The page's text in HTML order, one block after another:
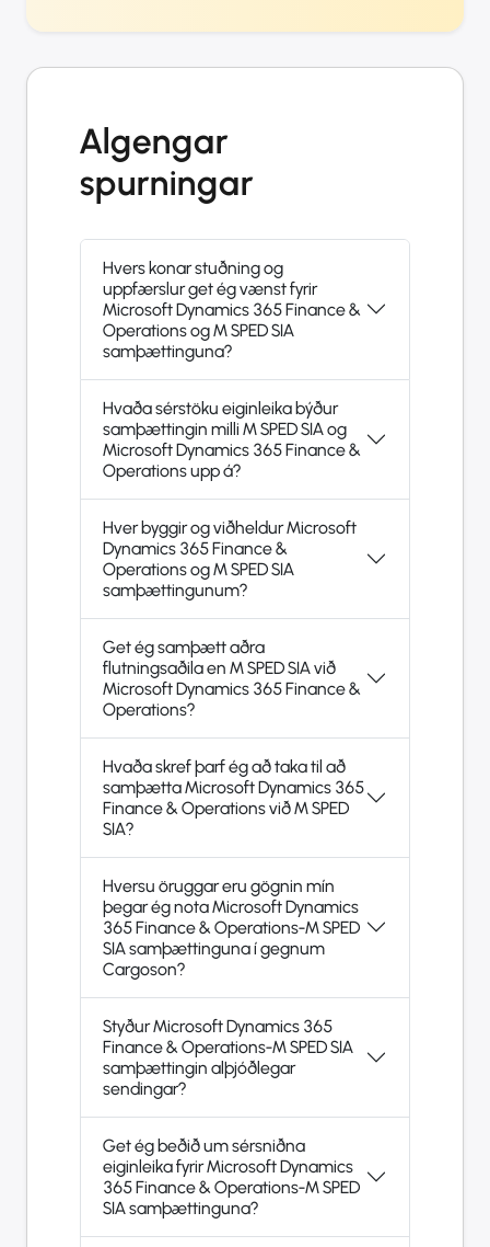
Algengar
spurningar
Hvers konar stuðning og
uppfærslur get ég vænst fyrir
Microsoft Dynamics 365 Finance &
Operations og M SPED SIA
samþættinguna?
Hvaða sérstöku eiginleika býður
samþættingin milli M SPED SIA og
Microsoft Dynamics 365 Finance &
Operations upp á?
Hver byggir og viðheldur Microsoft
Dynamics 365 Finance &
Operations og M SPED SIA
samþættingunum?
Get ég samþætt aðra
flutningsaðila en M SPED SIA við
Microsoft Dynamics 365 Finance &
Operations?
Hvaða skref þarf ég að taka til að
samþætta Microsoft Dynamics 365
Finance & Operations við M SPED
SIA?
Hversu öruggar eru gögnin mín
þegar ég nota Microsoft Dynamics
365 Finance & Operations-M SPED
SIA samþættinguna í gegnum
Cargoson?
Styður Microsoft Dynamics 365
Finance & Operations-M SPED SIA
samþættingin alþjóðlegar
sendingar?
Get ég beðið um sérsniðna
eiginleika fyrir Microsoft Dynamics
365 Finance & Operations-M SPED
SIA samþættinguna?